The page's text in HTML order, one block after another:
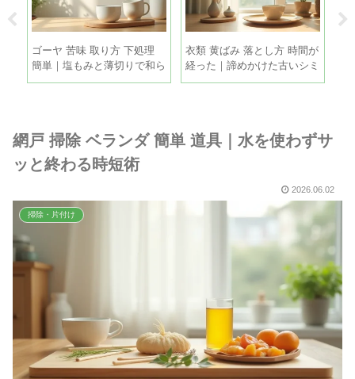
ゴーヤ 苦味 取り方 下処理
簡単｜塩もみと薄切りで和ら
げる手順
衣類 黄ばみ 落とし方 時間が
経った｜諦めかけた古いシミ
も家庭で復活させる方法
網戸 掃除 ベランダ 簡単 道具｜水を使わずサ
ッと終わる時短術
2026.06.02
掃除・片付け